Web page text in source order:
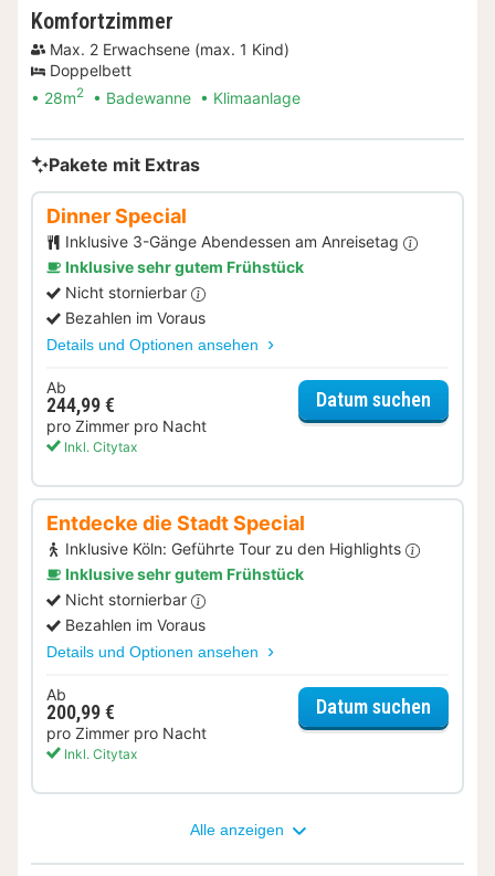
Komfortzimmer
Max. 2 Erwachsene (max. 1 Kind)
Doppelbett
28m2 Badewanne Klimaanlage
Pakete mit Extras
Dinner Special
Inklusive 3-Gänge Abendessen am Anreisetag
Inklusive sehr gutem Frühstück
Nicht stornierbar
Bezahlen im Voraus
Details und Optionen ansehen
Ab
244,99 €
pro Zimmer pro Nacht
Inkl. Citytax
Datum suchen
Entdecke die Stadt Special
Inklusive Köln: Geführte Tour zu den Highlights
Inklusive sehr gutem Frühstück
Nicht stornierbar
Bezahlen im Voraus
Details und Optionen ansehen
Ab
200,99 €
pro Zimmer pro Nacht
Inkl. Citytax
Datum suchen
Alle anzeigen